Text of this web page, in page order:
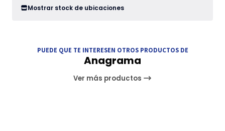
Mostrar stock de ubicaciones
PUEDE QUE TE INTERESEN OTROS PRODUCTOS DE
Anagrama
Ver más productos